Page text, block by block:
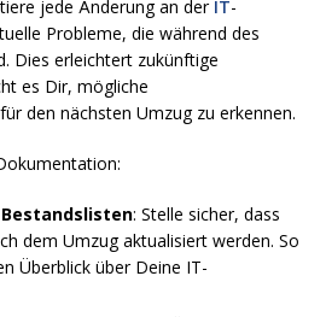
jede Änderung an der IT-
Probleme, die während des
Dies erleichtert zukünftige
es Dir, mögliche
den nächsten Umzug zu erkennen.
: Stelle sicher, dass
dem Umzug aktualisiert werden. So
Überblick über Deine IT-